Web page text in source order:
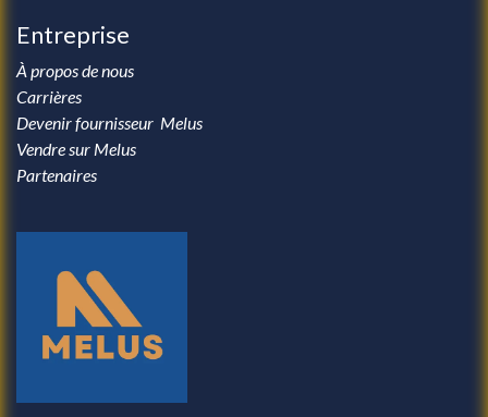
Entreprise
À propos de nous
Carrières
Devenir fournisseur Melus
Vendre sur Melus
Partenaires